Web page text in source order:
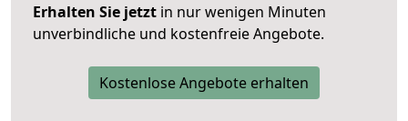
Erhalten Sie jetzt in nur wenigen Minuten
unverbindliche und kostenfreie Angebote.
Kostenlose Angebote erhalten